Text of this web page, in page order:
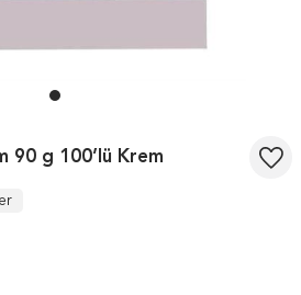
90 g 100’lü Krem